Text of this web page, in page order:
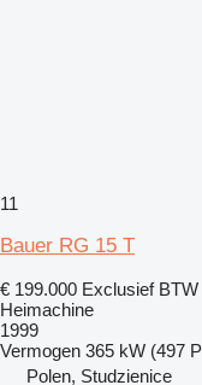
11
Bauer RG 15 T
€ 199.000 Exclusief BTW
Heimachine
1999
Vermogen 365 kW (497
Polen, Studzienice